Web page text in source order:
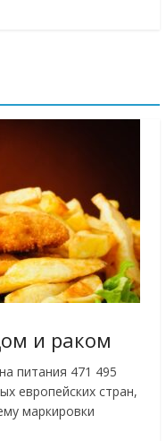
и раком
питания 471 495
европейских стран,
маркировки